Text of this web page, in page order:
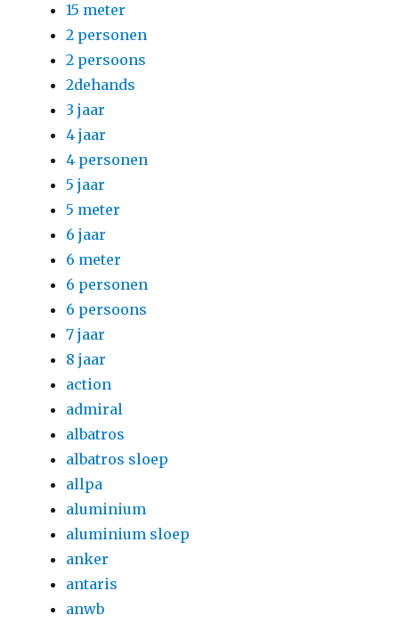
15 meter
2 personen
2 persoons
2dehands
3 jaar
4 jaar
4 personen
5 jaar
5 meter
6 jaar
6 meter
6 personen
6 persoons
7 jaar
8 jaar
action
admiral
albatros
albatros sloep
allpa
aluminium
aluminium sloep
anker
antaris
anwb